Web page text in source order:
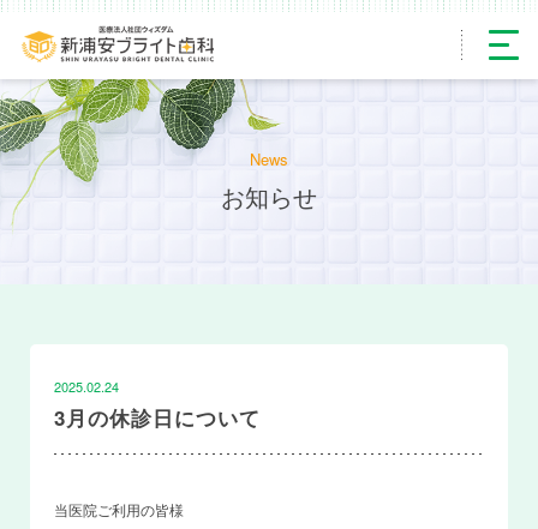
News
お知らせ
2025.02.24
3月の休診日について
当医院ご利用の皆様